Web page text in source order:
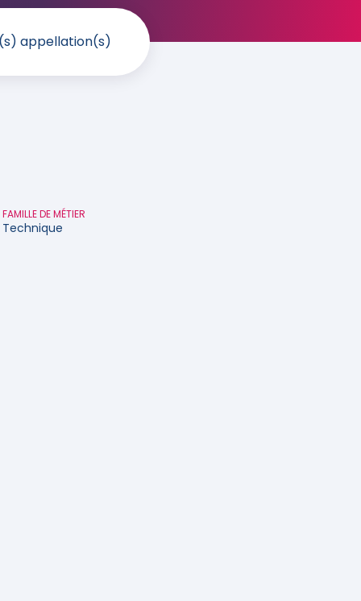
appellation(s)
FAMILLE DE MÉTIER
Technique